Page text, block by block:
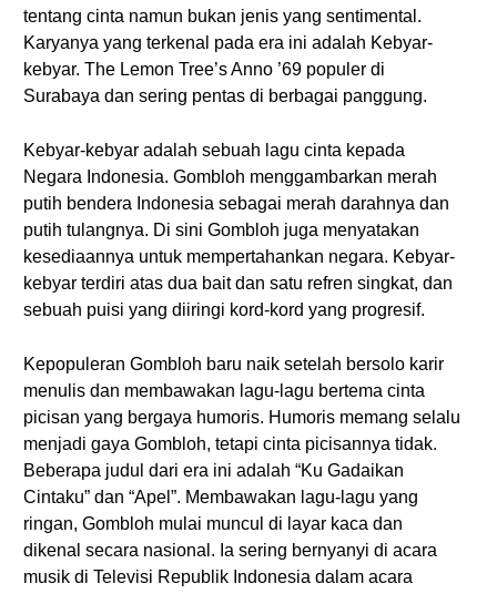
tentang cinta namun bukan jenis yang sentimental.
Karyanya yang terkenal pada era ini adalah Kebyar-
kebyar. The Lemon Tree’s Anno ’69 populer di
Surabaya dan sering pentas di berbagai panggung.
Kebyar-kebyar adalah sebuah lagu cinta kepada
Negara Indonesia. Gombloh menggambarkan merah
putih bendera Indonesia sebagai merah darahnya dan
putih tulangnya. Di sini Gombloh juga menyatakan
kesediaannya untuk mempertahankan negara. Kebyar-
kebyar terdiri atas dua bait dan satu refren singkat, dan
sebuah puisi yang diiringi kord-kord yang progresif.
Kepopuleran Gombloh baru naik setelah bersolo karir
menulis dan membawakan lagu-lagu bertema cinta
picisan yang bergaya humoris. Humoris memang selalu
menjadi gaya Gombloh, tetapi cinta picisannya tidak.
Beberapa judul dari era ini adalah “Ku Gadaikan
Cintaku” dan “Apel”. Membawakan lagu-lagu yang
ringan, Gombloh mulai muncul di layar kaca dan
dikenal secara nasional. Ia sering bernyanyi di acara
musik di Televisi Republik Indonesia dalam acara